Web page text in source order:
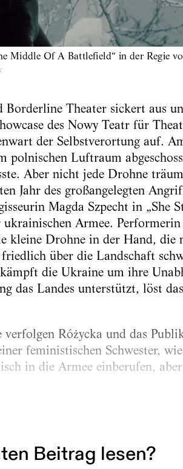
Middle Of A Battlefield“ in der Regie
Borderline Theater sickert aus
des Nowy Teatr für
der Selbstverortung auf.
polnischen Luftraum
Aber nicht jede Drohne
Jahr des großangelegten
Magda Szpecht in „She
Armee.
kleine Drohne in der Hand, die
über die Landschaft
die Ukraine um ihre
das Landes unterstützt, löst
Różycka und das
feministischen Schwester,
in die Armee einberufen,
Beitrag lesen?